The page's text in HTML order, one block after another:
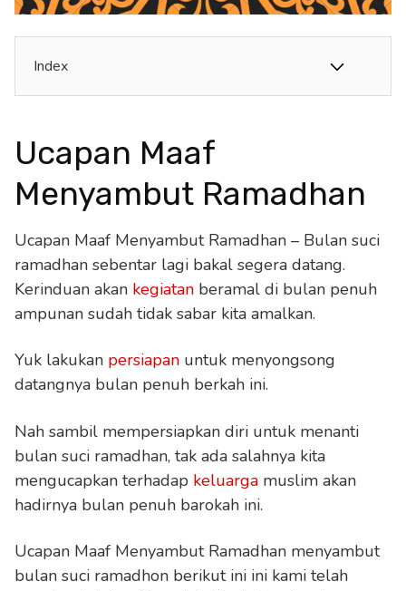
Index
Ucapan Maaf
Menyambut Ramadhan
Ucapan Maaf Menyambut Ramadhan – Bulan suci
ramadhan sebentar lagi bakal segera datang.
Kerinduan akan kegiatan beramal di bulan penuh
ampunan sudah tidak sabar kita amalkan.
Yuk lakukan persiapan untuk menyongsong
datangnya bulan penuh berkah ini.
Nah sambil mempersiapkan diri untuk menanti
bulan suci ramadhan, tak ada salahnya kita
mengucapkan terhadap keluarga muslim akan
hadirnya bulan penuh barokah ini.
Ucapan Maaf Menyambut Ramadhan menyambut
bulan suci ramadhon berikut ini ini kami telah